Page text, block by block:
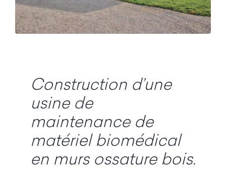
Construction d’une
usine de
maintenance de
matériel biomédical
en murs ossature bois.